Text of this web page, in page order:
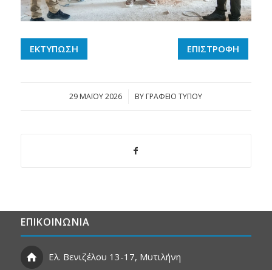
ΕΚΤΥΠΩΣΗ ΕΠΙΣΤΡΟΦΗ
29 ΜΑΪ́ΟΥ 2026
/ BY ΓΡΑΦΕΙΟ ΤΥΠΟΥ
ΕΠΙΚΟΙΝΩΝΙΑ
Ελ. Βενιζέλου 13-17, Μυτιλήνη